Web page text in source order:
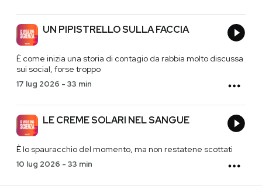
UN PIPISTRELLO SULLA FACCIA
È come inizia una storia di contagio da rabbia molto discussa
sui social, forse troppo
17 lug 2026 - 33 min
LE CREME SOLARI NEL SANGUE
È lo spauracchio del momento, ma non restatene scottati
10 lug 2026 - 33 min